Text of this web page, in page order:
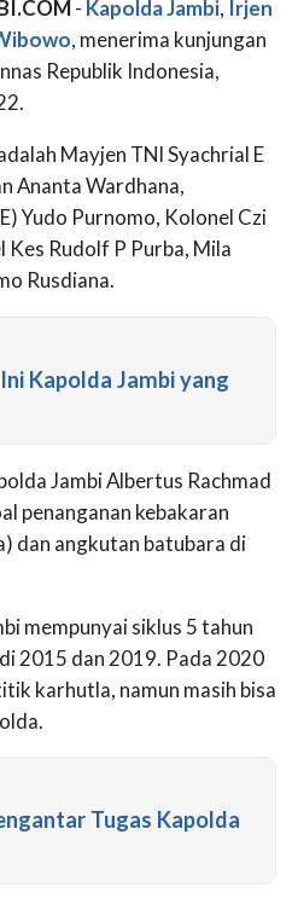
- Kapolda Jambi, Irjen
, menerima kunjungan
Republik Indonesia,
Mayjen TNI Syachrial E
Ananta Wardhana,
Yudo Purnomo, Kolonel Czi
Kes Rudolf P Purba, Mila
Rusdiana.
Kapolda Jambi yang
Jambi Albertus Rachmad
penanganan kebakaran
dan angkutan batubara di
mempunyai siklus 5 tahun
2015 dan 2019. Pada 2020
karhutla, namun masih bisa
Tugas Kapolda